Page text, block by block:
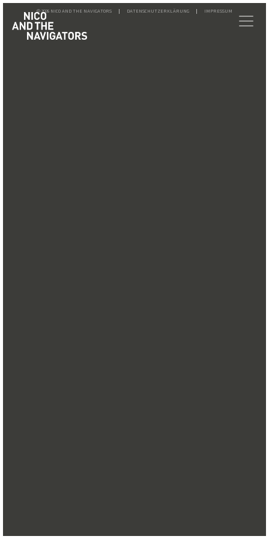
© 2026 NICO AND THE NAVIGATORS DATENSCHUTZERKLÄRUNG IMPRESSUM